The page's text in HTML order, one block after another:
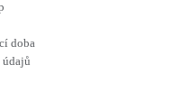
doba
údajů